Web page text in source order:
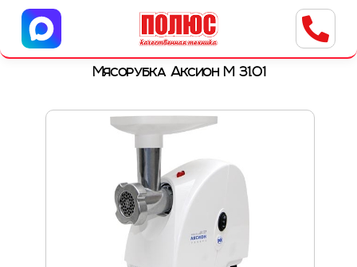
Центр бытовой техники
г. Ульяновск, ул. Пушкарева, 8a
Мясорубка Аксион М 31.01